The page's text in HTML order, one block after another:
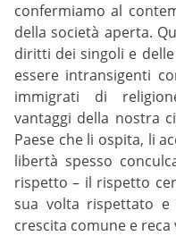
confermiamo al
della società aperta.
diritti dei singoli e
essere intransigenti
immigrati di
vantaggi della nostra
Paese che li ospita, li
libertà spesso
rispetto – il rispetto
sua volta rispettato
crescita comune e